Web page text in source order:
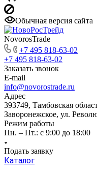
Обычная версия сайта
NovorosTrade
+7 495 818-63-02
+7 495 818-63-02
Заказать звонок
E-mail
info@novorostrade.ru
Адрес
393749, Тамбовская
Заворонежское, ул.
Режим работы
Пн. – Пт.: с 9:00 до 18:00
Подать заявку
Каталог